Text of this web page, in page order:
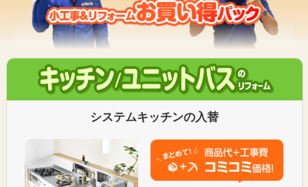
システムキッチンの入替